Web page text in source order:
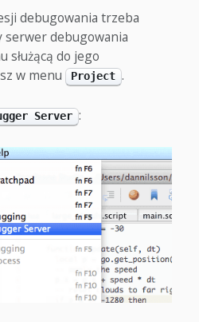
debugowania trzeba
serwer debugowania
służącą do jego
w menu
Project .
Server :